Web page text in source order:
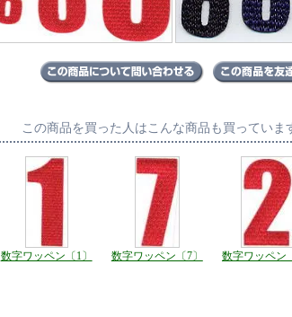
この商品を買った人はこんな商品も買っていま
数字ワッペン〔1〕 数字ワッペン〔7〕 数字ワッペン